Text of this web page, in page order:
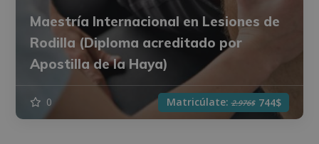
Maestría Internacional en Lesiones de
Rodilla (Diploma acreditado por
Apostilla de la Haya)
0 Matricúlate:2.976$ 744$